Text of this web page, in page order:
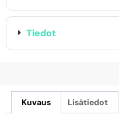
Tiedot
Kuvaus Lisätiedot